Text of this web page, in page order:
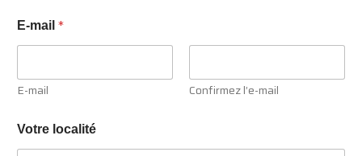
E-mail *
E-mail Confirmez l’e-mail
Votre localité